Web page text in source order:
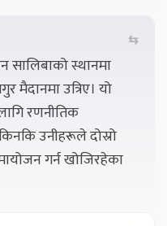
⇆
सालिबाको स्थानमा
मैदानमा उत्रिए। यो
रणनीतिक
उनीहरूले दोस्रो
गर्न खोजिरहेका